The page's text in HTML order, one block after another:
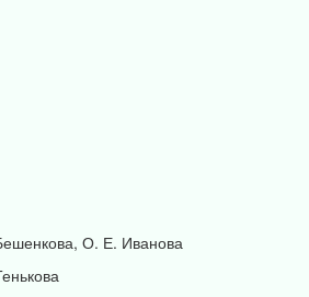
О. Е. Иванова